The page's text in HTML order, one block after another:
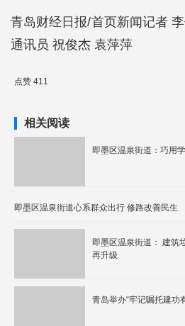
青岛财经日报/首页新闻记者
通讯员 祝俊杰 袁萍萍
点赞 411
相关阅读
即墨区温泉街道：巧用
即墨区温泉街道心系群众出行 修路改善民生
即墨区温泉街道： 建筑
再升级
青岛举办“牢记嘱托建功